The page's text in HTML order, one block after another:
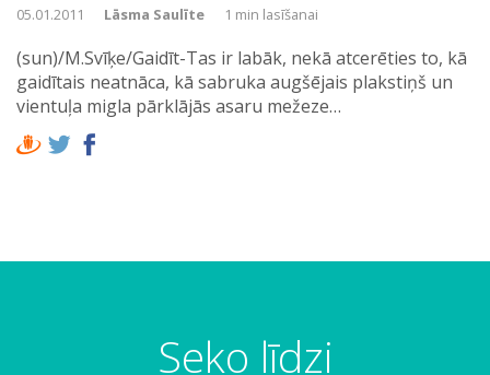
05.01.2011 Lāsma Saulīte 1 min lasīšanai
(sun)/M.Svīķe/Gaidīt-Tas ir labāk, nekā atcerēties to, kā
gaidītais neatnāca, kā sabruka augšējais plakstiņš un
vientuļa migla pārklājās asaru mežeze…
Seko līdzi